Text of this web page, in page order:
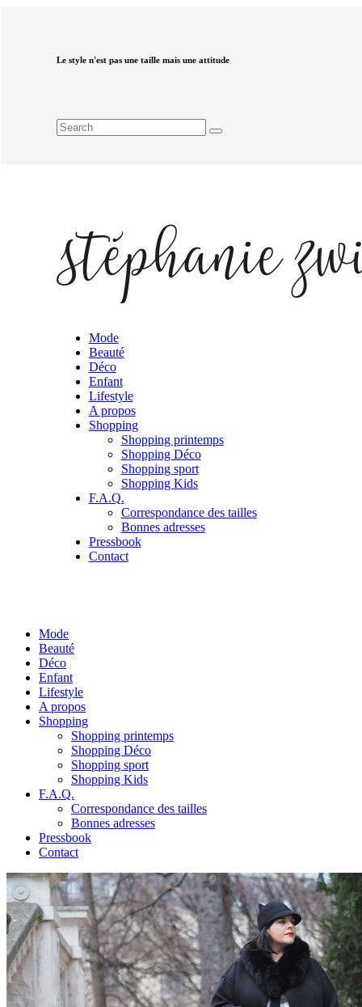
Le style n'est pas une taille mais une attitude
Mode
Beauté
Déco
Enfant
Lifestyle
A propos
Shopping
Shopping printemps
Shopping Déco
Shopping sport
Shopping Kids
F.A.Q.
Correspondance des tailles
Bonnes adresses
Pressbook
Contact
Mode
Beauté
Déco
Enfant
Lifestyle
A propos
Shopping
Shopping printemps
Shopping Déco
Shopping sport
Shopping Kids
F.A.Q.
Correspondance des tailles
Bonnes adresses
Pressbook
Contact